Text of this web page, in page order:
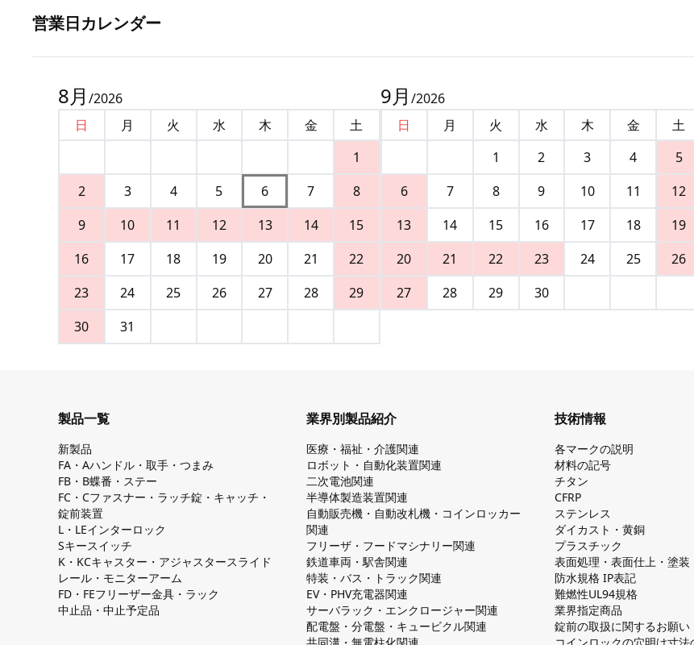
営業⽇カレンダー
8月 /2026
日
月 火 水 木 金
土
1
2
3 4 5 6 7
8
9
10 11 12 13 14
15
16
17 18 19 20 21
22
23
24 25 26 27 28
29
30
31
9月 /2026
日
月 火 水 木 金
土
1
2 3 4
5
6
7 8 9 10 11
12
13
14 15 16 17 18
19
20
21 22 23 24 25
26
27
28 29 30
製品一覧
新製品
FA・Aハンドル・取手・つまみ
FB・B蝶番・ステー
FC・Cファスナー・ラッチ錠・キャッチ・
錠前装置
L・LEインターロック
Sキースイッチ
K・KCキャスター・アジャスタースライド
レール・モニターアーム
FD・FEフリーザー金具・ラック
中止品・中止予定品
業界別製品紹介
医療・福祉・介護関連
ロボット・自動化装置関連
二次電池関連
半導体製造装置関連
自動販売機・自動改札機・コインロッカー
関連
フリーザ・フードマシナリー関連
鉄道車両・駅舎関連
特装・バス・トラック関連
EV・PHV充電器関連
サーバラック・エンクロージャー関連
配電盤・分電盤・キュービクル関連
技術情報
各マークの説明
材料の記号
チタン
CFRP
ステンレス
ダイカスト・⻩銅
プラスチック
表面処理・表面仕上・塗装
防⽔規格 IP表記
難燃性UL94規格
業界指定商品
錠前の取扱に関するお願い